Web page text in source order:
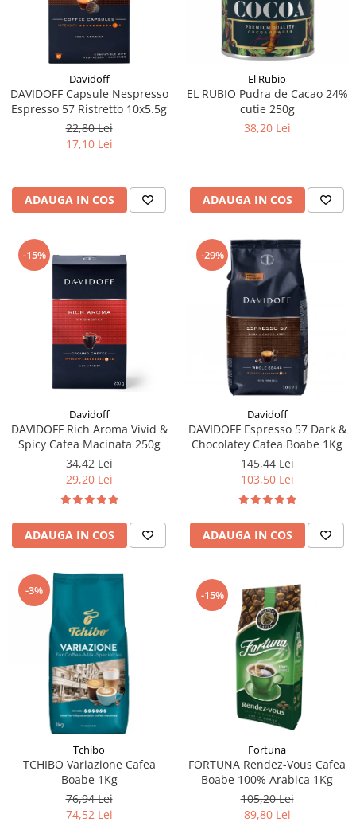
Davidoff
DAVIDOFF Capsule Nespresso
Espresso 57 Ristretto 10x5.5g
22,80 Lei
17,10 Lei
ADAUGA IN COS
El Rubio
EL RUBIO Pudra de Cacao 24%
cutie 250g
38,20 Lei
ADAUGA IN COS
-15%
Davidoff
DAVIDOFF Rich Aroma Vivid &
Spicy Cafea Macinata 250g
34,42 Lei
29,20 Lei
ADAUGA IN COS
-29%
Davidoff
DAVIDOFF Espresso 57 Dark &
Chocolatey Cafea Boabe 1Kg
145,44 Lei
103,50 Lei
ADAUGA IN COS
-3%
Tchibo
TCHIBO Variazione Cafea
Boabe 1Kg
76,94 Lei
74,52 Lei
-15%
Fortuna
FORTUNA Rendez-Vous Cafea
Boabe 100% Arabica 1Kg
105,20 Lei
89,80 Lei